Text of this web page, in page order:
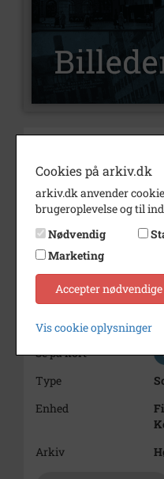
Type
Beskrivelse
Årstal
Dateringsnote
Fotograf
Størrelse
Se på kort
Type
Enhed
Arkiv
Cookies på arkiv.dk
arkiv.dk anvender
brugeroplevelse og til
Nødvendig
Marketing
Accepter nødvendige
Vis cookie oplysninger